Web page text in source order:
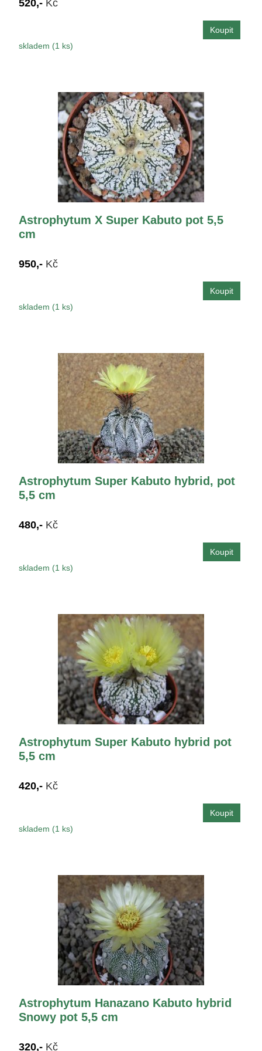
520,- Kč
skladem (1 ks)
Astrophytum X Super Kabuto pot 5,5
cm
950,- Kč
skladem (1 ks)
Astrophytum Super Kabuto hybrid, pot
5,5 cm
480,- Kč
skladem (1 ks)
Astrophytum Super Kabuto hybrid pot
5,5 cm
420,- Kč
skladem (1 ks)
Astrophytum Hanazano Kabuto hybrid
Snowy pot 5,5 cm
320,- Kč